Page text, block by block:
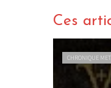
Ces
CHRONIQUE